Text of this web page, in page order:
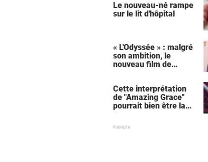
Le nouveau-né rampe
sur le lit d'hôpital
« L'Odyssée » : malgré
son ambition, le
nouveau film de
récurrente
Cette interprétation
de "Amazing Grace"
pourrait bien être la